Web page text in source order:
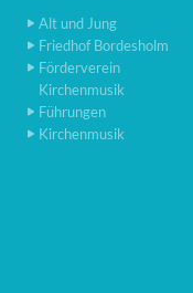
Alt und Jung
Friedhof Bordesholm
Förderverein
Kirchenmusik
Führungen
Kirchenmusik